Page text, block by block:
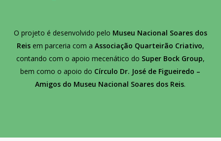
O projeto é desenvolvido pelo Museu Nacional Soares dos
Reisem parceria com a Associação Quarteirão Criativo,
contando com o apoio mecenático do Super Bock Group,
bem como o apoio do Círculo Dr. José de Figueiredo –
Amigos do Museu Nacional Soares dos Reis.